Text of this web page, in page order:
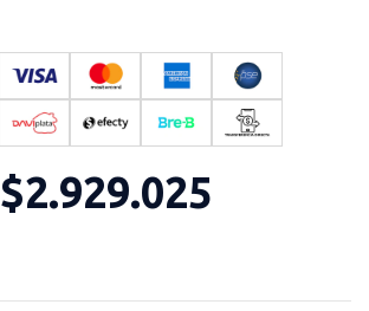
$2.929.025